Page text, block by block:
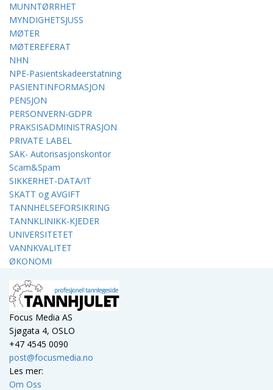
MUNNTØRRHET
MYNDIGHETSJUSS
MØTER
MØTEREFERAT
NHN
NPE-Pasientskadeerstatning
PASIENTINFORMASJON
PENSJON
PERSONVERN-GDPR
PRAKSISADMINISTRASJON
PRIVATE LABEL
SAK- Autorisasjonskontor
Scam&Spam
SIKKERHET-DATA/IT
SKATT og AVGIFT
TANNHELSEFORSIKRING
TANNKLINIKK-KJEDER
UNIVERSITETET
VANNKVALITET
ØKONOMI
Focus Media AS
Sjøgata 4, OSLO
+47 4545 0090
post@focusmedia.no
Les mer:
Om Oss